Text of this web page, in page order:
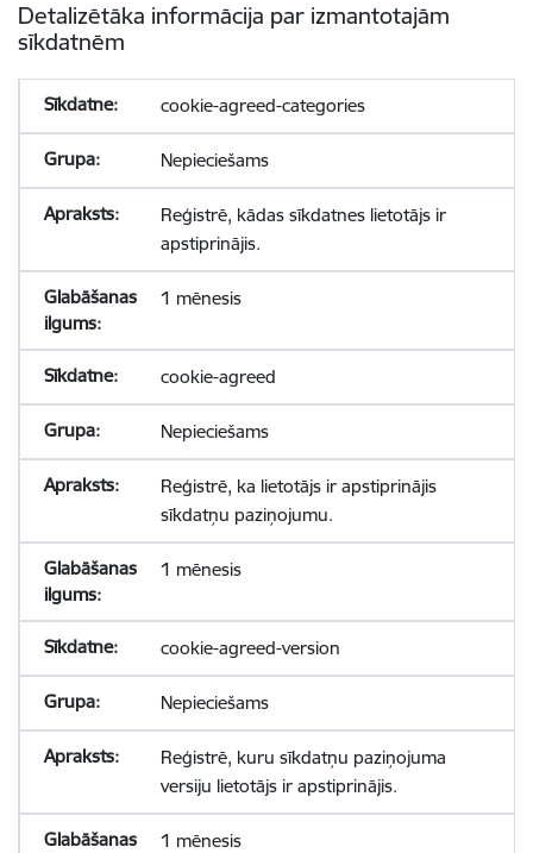
Detalizētāka informācija par izmantotajām
sīkdatnēm
cookie-agreed-categories
Nepieciešams
Reģistrē, kādas sīkdatnes lietotājs ir
apstiprinājis.
1 mēnesis
cookie-agreed
Nepieciešams
Reģistrē, ka lietotājs ir apstiprinājis
sīkdatņu paziņojumu.
1 mēnesis
cookie-agreed-version
Nepieciešams
Reģistrē, kuru sīkdatņu paziņojuma
versiju lietotājs ir apstiprinājis.
1 mēnesis